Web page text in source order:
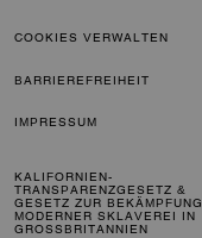
COOKIES VERWALTEN
BARRIEREFREIHEIT
IMPRESSUM
KALIFORNIEN-
TRANSPARENZGESETZ &
GESETZ ZUR BEKÄMPFUNG
MODERNER SKLAVEREI IN
GROSSBRITANNIEN